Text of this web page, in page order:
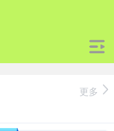
更多